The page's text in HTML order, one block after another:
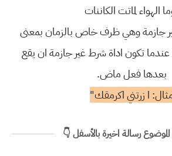
الهواء لماتت الكاننات
جازمة وهي ظرف خاص بالزمان بمعنى
تكون اداة شرط غير جازمة ان يقع
بعدها فعل ماض.
ا زرتني اكرمقك"
رسالة اخيرة بالأسفل 👇